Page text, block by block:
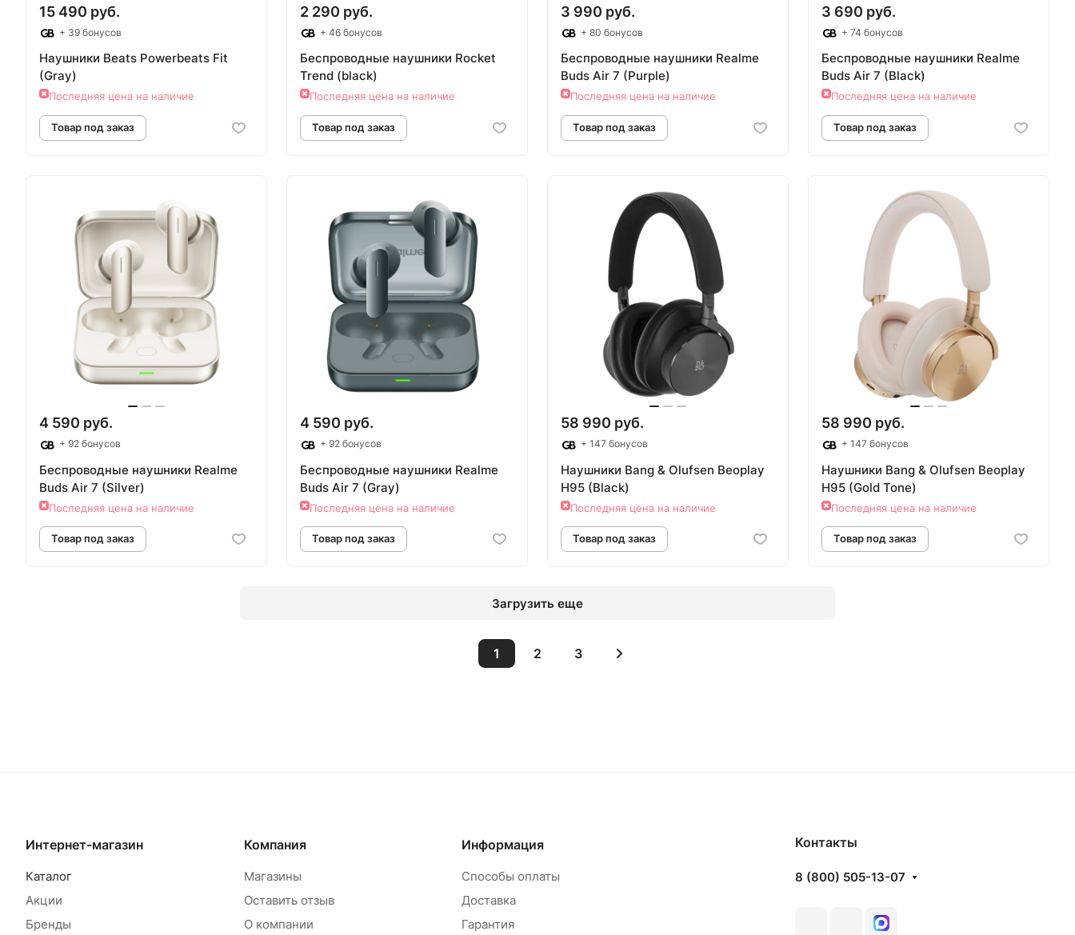
15 490 руб.
+ 39 бонусов
Наушники Beats Powerbeats Fit
(Gray)
Последняя цена на наличие
Товар под заказ
2 290 руб.
+ 46 бонусов
Беспроводные наушники Rocket
Trend (black)
Последняя цена на наличие
Товар под заказ
3 990 руб.
+ 80 бонусов
Беспроводные наушники Realme
Buds Air 7 (Purple)
Последняя цена на наличие
Товар под заказ
3 690 руб.
+ 74 бонусов
Беспроводные наушники Realme
Buds Air 7 (Black)
Последняя цена на наличие
Товар под заказ
4 590 руб.
+ 92 бонусов
Беспроводные наушники Realme
Buds Air 7 (Silver)
Последняя цена на наличие
4 590 руб.
+ 92 бонусов
Беспроводные наушники Realme
Buds Air 7 (Gray)
Последняя цена на наличие
58 990 руб.
+ 147 бонусов
Наушники Bang & Olufsen Beoplay
H95 (Black)
Последняя цена на наличие
58 990 руб.
+ 147 бонусов
Наушники Bang & Olufsen Beoplay
H95 (Gold Tone)
Последняя цена на наличие
Загрузить еще
1 2 3
Интернет-магазин
Каталог
Акции
Бренды
Компания
Магазины
Оставить отзыв
О компании
Информация
Способы оплаты
Доставка
Гарантия
Контакты
8 (800) 505-13-07